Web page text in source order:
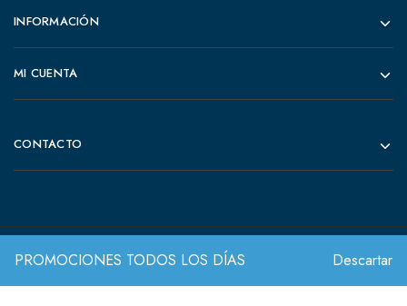
PROMOCIONES TODOS LOS DÍAS Descartar
INFORMACIÓN
MI CUENTA
CONTACTO
© 2022 Todos los derechos reservados.